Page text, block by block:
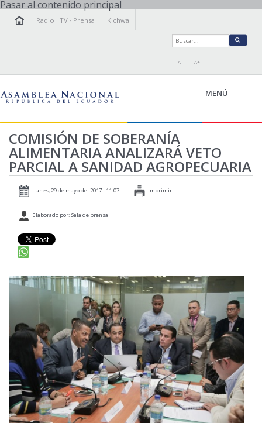
Pasar al contenido principal
Radio ·TV · Prensa Kichwa
A- A+
MENÚ
LA ASAMBLEA
LEGISLAMOS
FISCALIZAMOS
PRENSA
PARTICIPACIÓN
RELACIONES INTERNACIONALES
AGENDA
COMISIÓN DE SOBERANÍA
ALIMENTARIA ANALIZARÁ VETO
PARCIAL A SANIDAD AGROPECUARIA
Lunes, 29 de mayo del 2017 - 11:07 Imprimir
Elaborado por: Sala de prensa